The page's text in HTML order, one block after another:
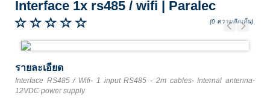
Interface 1x rs485 / wifi | Paralec
(0 ความคิดเห็น)
Previous
Next
รายละเอียด
Interface RS485 / Wifi- 1 input RS485 - 2m cables- Internal antenna-
12VDC power supply